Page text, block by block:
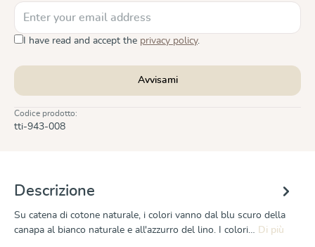
I have read and accept the privacy policy.
Avvisami
Codice prodotto:
tti-943-008
Descrizione
Su catena di cotone naturale, i colori vanno dal blu scuro della
canapa al bianco naturale e all'azzurro del lino. I colori… Di più